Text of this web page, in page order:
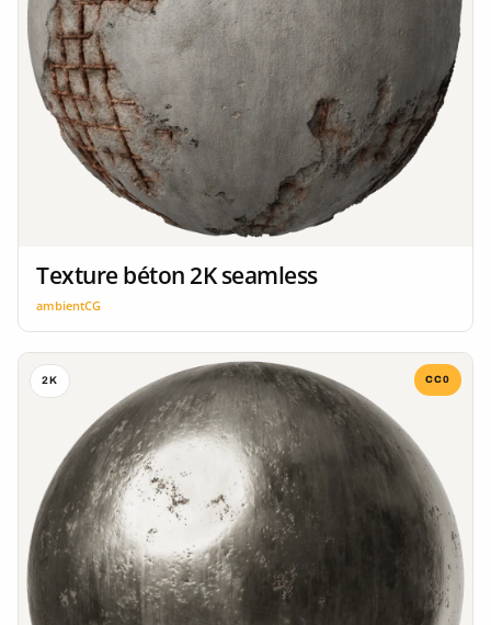
Texture béton 2K seamless
ambientCG
2K CC0